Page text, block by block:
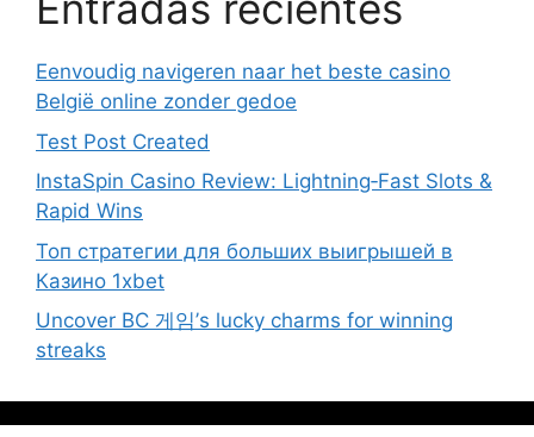
Eenvoudig navigeren naar het beste casino
België online zonder gedoe
Test Post Created
InstaSpin Casino Review: Lightning‑Fast Slots &
Rapid Wins
Топ стратегии для больших выигрышей в
Казино 1xbet
Uncover BC 게임’s lucky charms for winning
streaks